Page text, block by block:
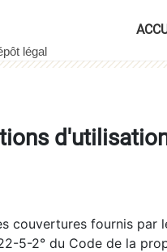
couvertures fournis
5-2° du Code de la